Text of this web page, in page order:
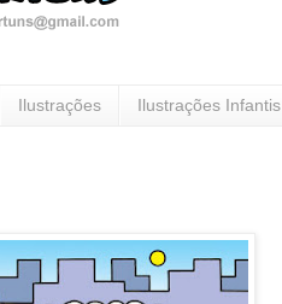
Ilustrações Ilustrações Infantis